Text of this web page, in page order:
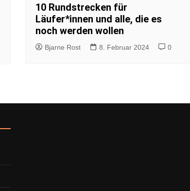
10 Rundstrecken für
Läufer*innen und alle, die es
noch werden wollen
Bjarne Rost 8. Februar 2024 0